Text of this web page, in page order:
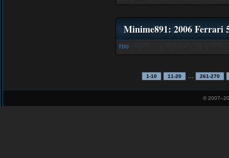
Minime891: 2006 Ferrari
TDU
1-10 11-20 … 261-270
© 2007–